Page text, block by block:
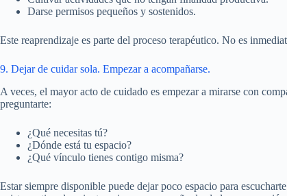
Darse permisos pequeños y sostenidos.
Este reaprendizaje es parte del proceso terapéutico. No es
9. Dejar de cuidar sola. Empezar a acompañarse.
A veces, el mayor acto de cuidado es empezar a mirarse con
preguntarte:
¿Qué necesitas tú?
¿Dónde está tu espacio?
¿Qué vínculo tienes contigo misma?
Estar siempre disponible puede dejar poco espacio para